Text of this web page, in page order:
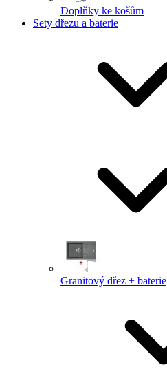
Doplňky ke košům
Sety dřezu a baterie
Granitový dřez + baterie